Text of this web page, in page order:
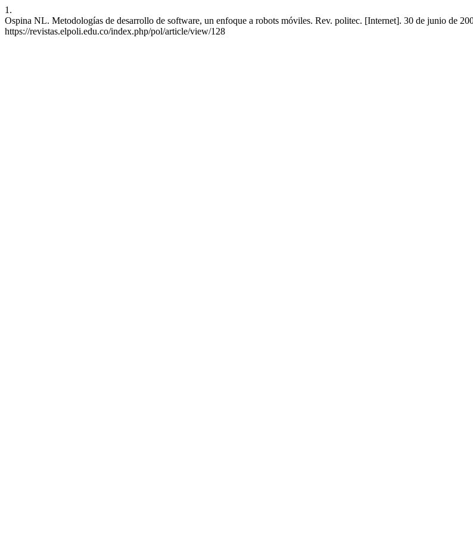
1.
Ospina NL. Metodologías de desarrollo de software, un enfoque a robots móviles. Rev. politec. [Internet]. 30 de junio de
https://revistas.elpoli.edu.co/index.php/pol/article/view/128